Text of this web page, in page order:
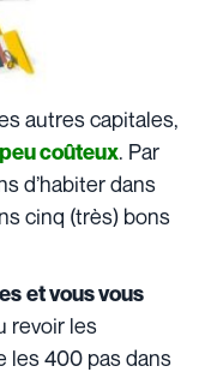
autres capitales,
peu coûteux. Par
d’habiter dans
cinq (très) bons
et vous vous
revoir les
les 400 pas dans